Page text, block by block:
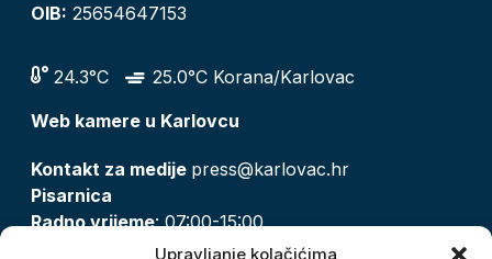
Upravljanje kolačićima
OIB: 25654647153
24.3°C
25.0°C Korana/Karlovac
Web kamere u Karlovcu
Kontakt za medije press@karlovac.hr
Pisarnica
Radno vrijeme: 07:00-15:00
pisarnica@karlovac.hr